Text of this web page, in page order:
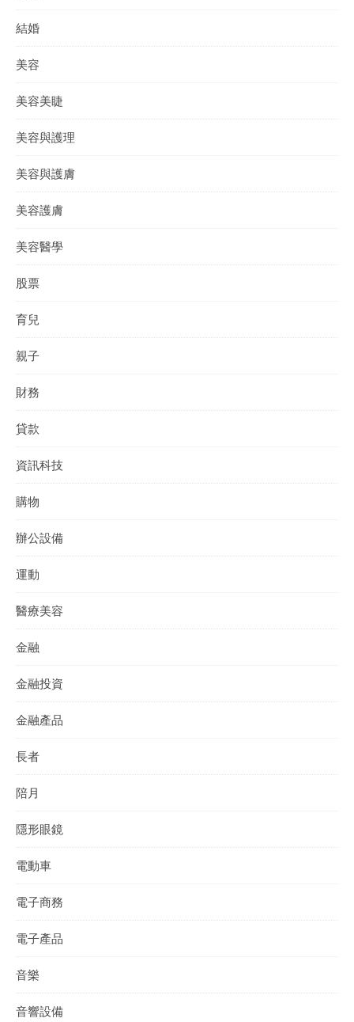
結婚
美容
美容美睫
美容與護理
美容與護膚
美容護膚
美容醫學
股票
育兒
親子
財務
貸款
資訊科技
購物
辦公設備
運動
醫療美容
金融
金融投資
金融產品
長者
陪月
隱形眼鏡
電動車
電子商務
電子產品
音樂
音響設備